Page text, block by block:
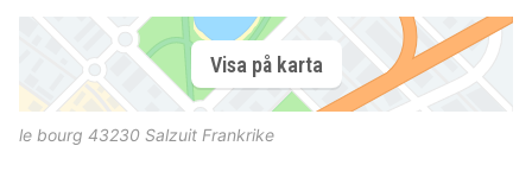
Visa på karta
le bourg 43230 Salzuit Frankrike